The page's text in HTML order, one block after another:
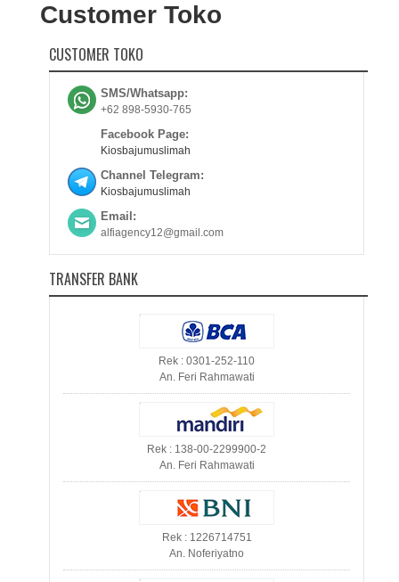
Customer Toko
CUSTOMER TOKO
SMS/Whatsapp:
+62 898-5930-765
Facebook Page:
Kiosbajumuslimah
Channel Telegram:
Kiosbajumuslimah
Email:
alfiagency12@gmail.com
TRANSFER BANK
Rek : 0301-252-110
An. Feri Rahmawati
Rek : 138-00-2299900-2
An. Feri Rahmawati
Rek : 1226714751
An. Noferiyatno